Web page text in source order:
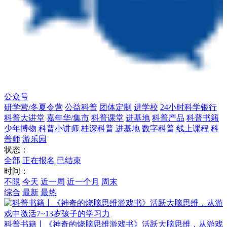
公众号
研学营/冬夏令营 公益科普 团体定制 进学校 24小时科学银行
科普大讲堂 嘉年华/集市 科普课堂 进基地 科普产品 科普书籍
少年博物 科普小讲师 桂深科普 进基地 数字科普 线上课程 科
普师 游乐园
状态：
全部 正在报名 已结束
时间：
不限 今天 近一周 近一个月 周末
综合 最新 最热
科普书籍丨《神奇的烧脑思维游戏书》活跃大脑思维，从游戏